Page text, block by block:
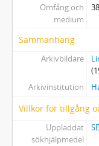
8 -
9 -
12 -
14 -
15 -
16 -
17 -
Omfång och
medium
Sammanhang
Arkivbildare
Arkivinstitution
Villkor för tillgång
Uppladdat
sökhjälpmedel